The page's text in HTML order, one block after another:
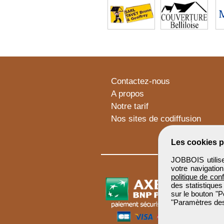
Les cookies
JOBBOIS
votre
politique de
des
sur le bouton
"Paramètres
Contactez-nous
A propos
Notre tarif
Nos sites de codiffusion